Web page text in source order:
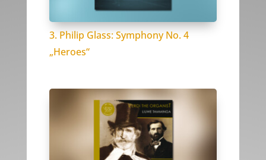
3. Philip Glass: Symphony No. 4
„Heroes“